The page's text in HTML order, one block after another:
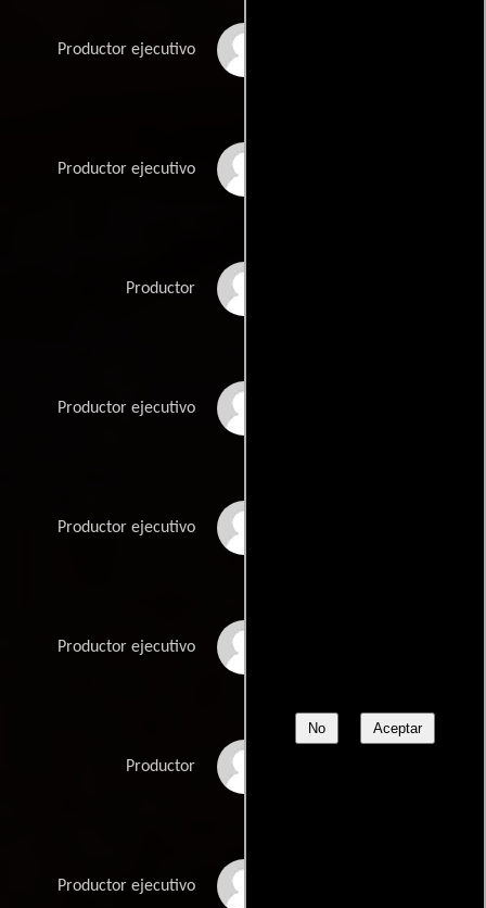
No Aceptar
Productor ejecutivo
Productor ejecutivo
Productor
Productor ejecutivo
Productor ejecutivo
Productor ejecutivo
Productor
Productor ejecutivo